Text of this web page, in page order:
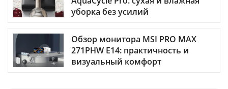
уборка без усилий
Обзор монитора MSI PRO MAX
271PHW E14: практичность и
визуальный комфорт